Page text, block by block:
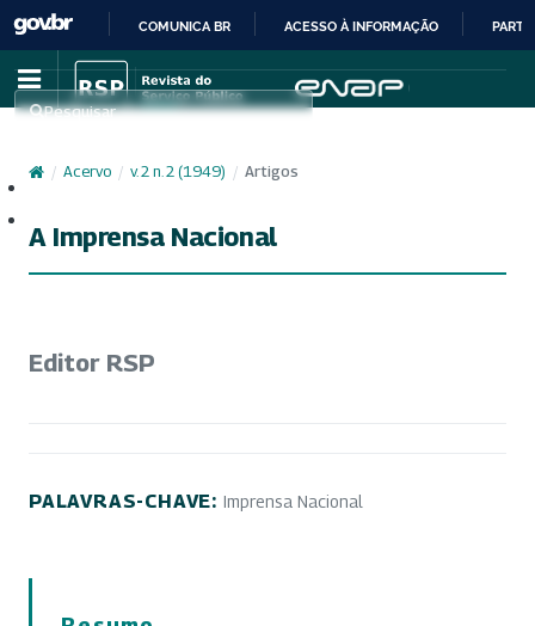
IR
PARA
CONTEÚDO
COMUNICA BR ACESSO À INFORMAÇÃO
Pesquisar
/ Acervo / v. 2 n. 2 (1949) / Artigos
A Imprensa Nacional
Editor RSP
PALAVRAS-CHAVE: Imprensa Nacional